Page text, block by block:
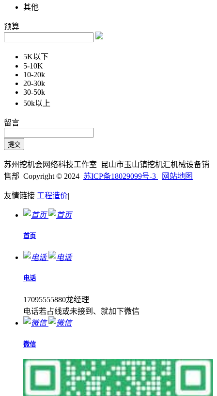
其他
预算
5K以下
5-10K
10-20k
20-30k
30-50k
50k以上
留言
苏州挖机会网络科技工作室 昆山市玉山镇挖机汇机械设备销
售部 Copyright © 2024 苏ICP备18029099号-3 网站地图
友情链接 工程造价|
首页
电话
17095555880龙经理
电话若占线或未接到、就加下微信
微信